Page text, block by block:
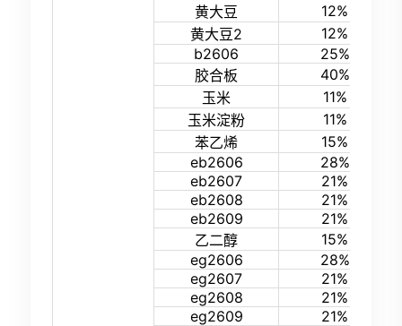
黄大豆
12%
黄大豆2
12%
b2606
25%
胶合板
40%
玉米
11%
玉米淀粉
11%
苯乙烯
15%
eb2606
28%
eb2607
21%
eb2608
21%
eb2609
21%
乙二醇
15%
eg2606
28%
eg2607
21%
eg2608
21%
eg2609
21%